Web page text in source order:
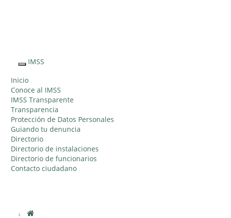
Interruptor
Navegación
IMSS
Inicio
Conoce al IMSS
IMSS Transparente
Transparencia
Protección de Datos Personales
Guiando tu denuncia
Directorio
Directorio de instalaciones
Directorio de funcionarios
Contacto ciudadano